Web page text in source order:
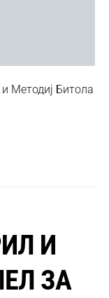
Методиј Битола
И
ЗА